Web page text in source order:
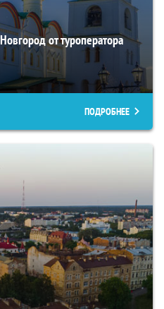
от туроператора
ПОДРОБНЕЕ